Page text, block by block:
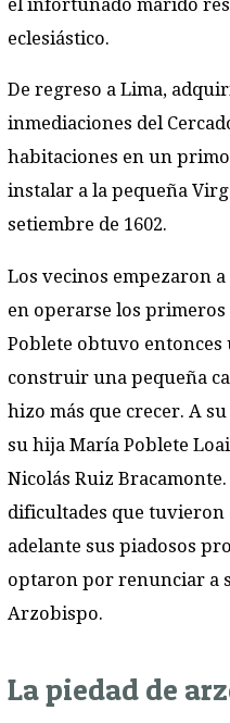
el infortunado marido
eclesiástico.
De regreso a Lima,
inmediaciones del
habitaciones en un
instalar a la pequeña
setiembre de 1602.
Los vecinos empezaron
en operarse los
Poblete obtuvo
construir una pequeña
hizo más que crecer. A
su hija María Poblete
Nicolás Ruiz
dificultades que
adelante sus piadosos
optaron por renunciar a
Arzobispo.
La piedad de